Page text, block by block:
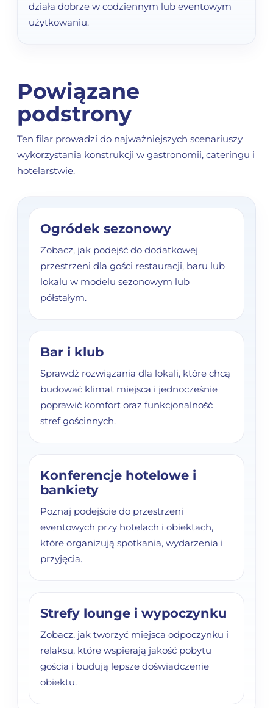
działa dobrze w codziennym lub eventowym
użytkowaniu.
Powiązane
podstrony
Ten filar prowadzi do najważniejszych scenariuszy
wykorzystania konstrukcji w gastronomii, cateringu i
hotelarstwie.
Ogródek sezonowy
Zobacz, jak podejść do dodatkowej
przestrzeni dla gości restauracji, baru lub
lokalu w modelu sezonowym lub
półstałym.
Bar i klub
Sprawdź rozwiązania dla lokali, które chcą
budować klimat miejsca i jednocześnie
poprawić komfort oraz funkcjonalność
stref gościnnych.
Konferencje hotelowe i
bankiety
Poznaj podejście do przestrzeni
eventowych przy hotelach i obiektach,
które organizują spotkania, wydarzenia i
przyjęcia.
Strefy lounge i wypoczynku
Zobacz, jak tworzyć miejsca odpoczynku i
relaksu, które wspierają jakość pobytu
gościa i budują lepsze doświadczenie
obiektu.